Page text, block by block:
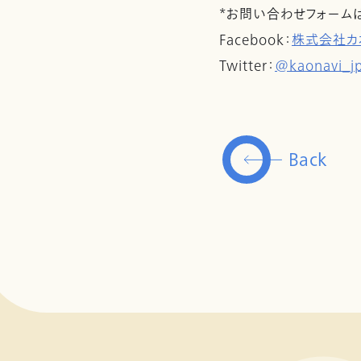
*お問い合わせフォーム
Facebook：株式会社カ
Twitter：
Back